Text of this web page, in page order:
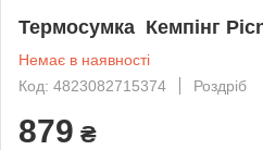
Термосумка Кемпінг
Немає в наявності
Код: 4823082715374
Роздріб
879 ₴